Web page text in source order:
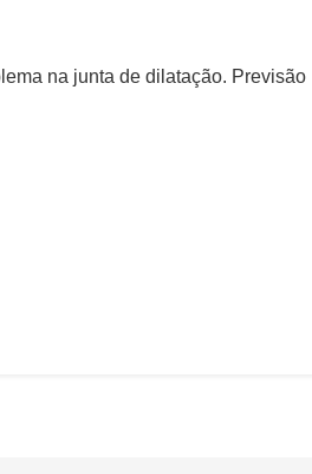
na junta de dilatação. Previsão